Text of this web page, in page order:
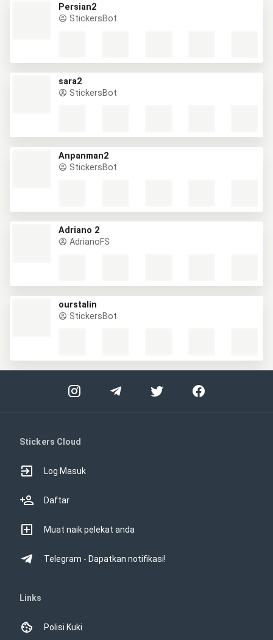
Persian2
StickersBot
sara2
StickersBot
Anpanman2
StickersBot
Adriano 2
AdrianoFS
ourstalin
StickersBot
Stickers Cloud
Log Masuk
Daftar
Muat naik pelekat anda
Telegram - Dapatkan notifikasi!
Links
Polisi Kuki